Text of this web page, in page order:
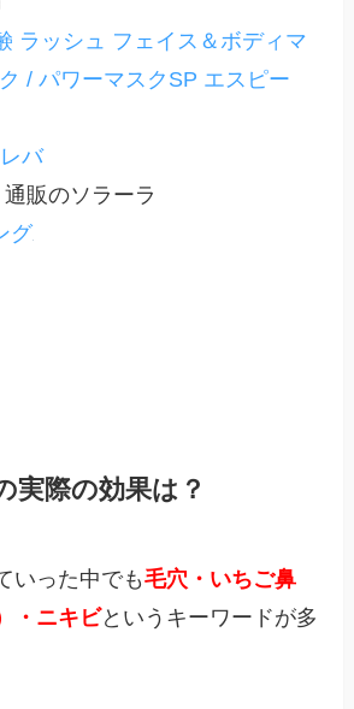
ラッシュ フェイス＆ボディマ
/ パワーマスクSP エスピー
バ
販のソラーラ
グ
実際の効果は？
いった中でも毛穴・いちご鼻
・ニキビというキーワードが多